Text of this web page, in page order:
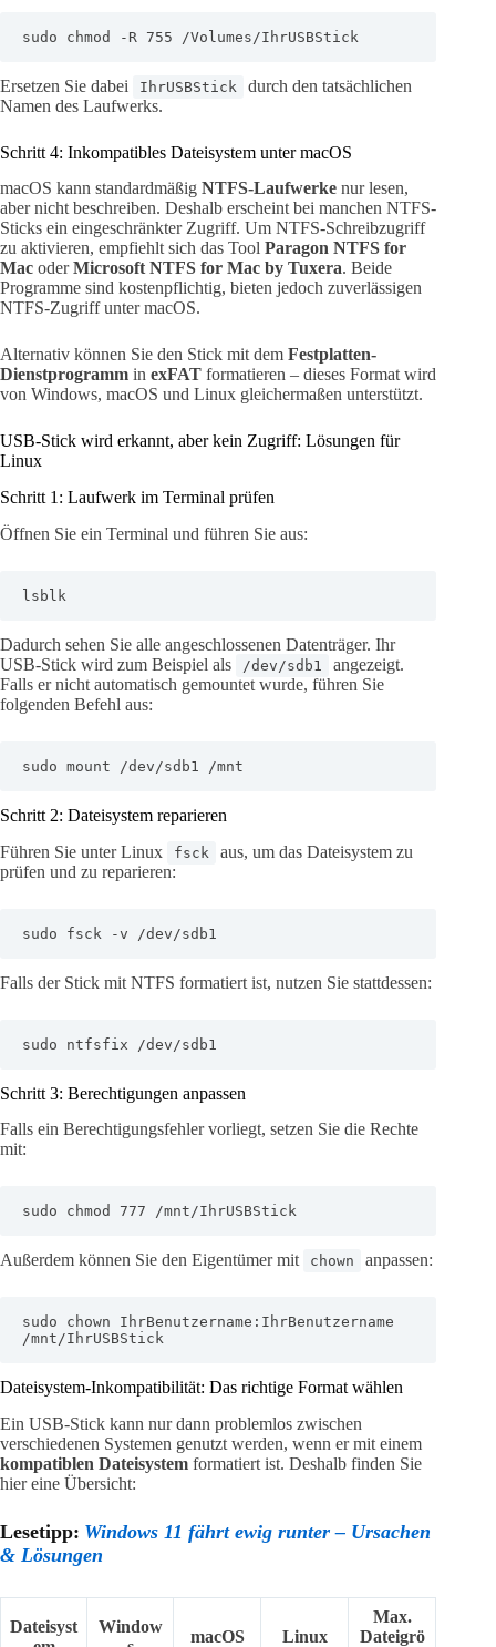
sudo chmod -R 755 /Volumes/IhrUSBStick
Ersetzen Sie dabei IhrUSBStick
durch den tatsächlichen
Namen des Laufwerks.
Schritt 4: Inkompatibles Dateisystem unter macOS
macOS kann standardmäßig NTFS-Laufwerke nur lesen,
aber nicht beschreiben. Deshalb erscheint bei manchen NTFS-
Sticks ein eingeschränkter Zugriff. Um NTFS-Schreibzugriff
zu aktivieren, empfiehlt sich das Tool Paragon NTFS for
Mac oderMicrosoft NTFS for Mac by Tuxera. Beide
Programme sind kostenpflichtig, bieten jedoch zuverlässigen
NTFS-Zugriff unter macOS.
Alternativ können Sie den Stick mit dem Festplatten-
Dienstprogramm in exFAT formatieren – dieses Format wird
von Windows, macOS und Linux gleichermaßen unterstützt.
USB-Stick wird erkannt, aber kein Zugriff: Lösungen für
Linux
Schritt 1: Laufwerk im Terminal prüfen
Öffnen Sie ein Terminal und führen Sie aus:
lsblk
Dadurch sehen Sie alle angeschlossenen Datenträger. Ihr
USB-Stick wird zum Beispiel als
/dev/sdb1
angezeigt.
Falls er nicht automatisch gemountet wurde, führen Sie
folgenden Befehl aus:
sudo mount /dev/sdb1 /mnt
Schritt 2: Dateisystem reparieren
Führen Sie unter Linux
fsck
aus, um das Dateisystem zu
prüfen und zu reparieren:
sudo fsck -v /dev/sdb1
Falls der Stick mit NTFS formatiert ist, nutzen Sie stattdessen:
sudo ntfsfix /dev/sdb1
Schritt 3: Berechtigungen anpassen
Falls ein Berechtigungsfehler vorliegt, setzen Sie die Rechte
mit:
sudo chmod 777 /mnt/IhrUSBStick
Außerdem können Sie den Eigentümer mit chown anpassen:
sudo chown IhrBenutzername:IhrBenutzername
/mnt/IhrUSBStick
Dateisystem-Inkompatibilität: Das richtige Format wählen
Ein USB-Stick kann nur dann problemlos zwischen
verschiedenen Systemen genutzt werden, wenn er mit einem
kompatiblen Dateisystem formatiert ist. Deshalb finden Sie
hier eine Übersicht:
Lesetipp: Windows 11 fährt ewig runter – Ursachen
& Lösungen
Dateisyst
Window
macOS Linux
Max.
Dateigrö